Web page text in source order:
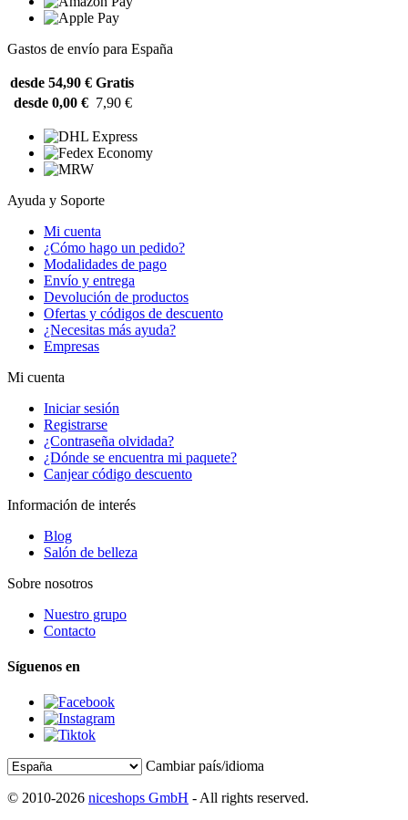
Gastos de envío para España
desde 54,90 € Gratis
desde 0,00 € 7,90 €
Ayuda y Soporte
Mi cuenta
¿Cómo hago un pedido?
Modalidades de pago
Envío y entrega
Devolución de productos
Ofertas y códigos de descuento
¿Necesitas más ayuda?
Empresas
Mi cuenta
Iniciar sesión
Registrarse
¿Contraseña olvidada?
¿Dónde se encuentra mi paquete?
Canjear código descuento
Información de interés
Blog
Salón de belleza
Sobre nosotros
Nuestro grupo
Contacto
Síguenos en
Cambiar país/idioma
© 2010-2026 niceshops GmbH - All rights reserved.